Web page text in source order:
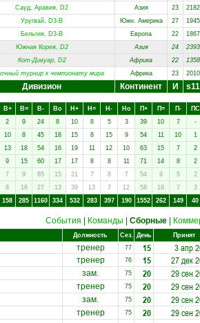
Сауд. Аравия, D2 Азия 23 2182
Уругвай, D3-B Южн. Америка 27 1945
Бельгия, D3-B Европа 22 1867
Южная Корея, D2 Азия 24 2393
Кот-Дивуар, D2 Африка 22 1358
турнир к чемпионату мира Африка 23 2010
Дивизион Континент И s11
В+ В= В- Вo Н+ Н= Н- Нo П+ П= П- ПC
2 9 24 8 10 8 5 3 39 10 7 -
10 8 45 18 15 8 15 9 54 11 10 1
13 18 54 16 19 11 12 10 63 15 7 2
9 15 60 17 17 8 8 11 71 14 8 2
7 9 65 15 21 7 8 7 54 9 5 2
8 16 27 13 39 13 7 12 58 18 7 3
158 285 1160 334 532 283 397 190 1552 262 149 40
События Команды Сборные
Должность Сез. День Принят
тренер 77 15 3 апр
тренер 76 15 27 дек
зам. 75 20 29 сен
тренер 75 20 29 сен
зам. 75 20 29 сен
тренер 75 20 29 сен